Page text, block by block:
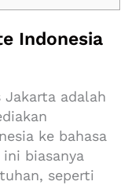
Indonesia
adalah
ke bahasa
biasanya
seperti